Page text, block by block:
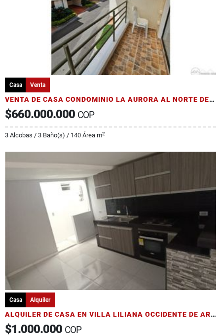
Casa Venta
VENTA DE CASA CONDOMINIO LA AURORA AL NORTE DE ARMENIA SECTOR AV 19
$660.000.000 COP
3 Alcobas / 3 Baño(s) / 140 Área m2
Casa Alquiler
ALQUILER DE CASA EN VILLA LILIANA OCCIDENTE DE ARMENIA
$1.000.000 COP